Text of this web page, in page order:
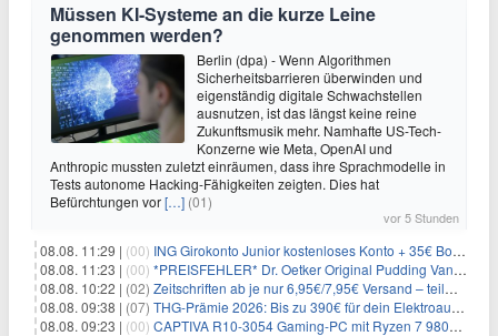
Müssen KI-Systeme an die kurze Leine
genommen werden?
Berlin (dpa) - Wenn Algorithmen
Sicherheitsbarrieren überwinden und
eigenständig digitale Schwachstellen
ausnutzen, ist das längst keine reine
Zukunftsmusik mehr. Namhafte US-Tech-
Konzerne wie Meta, OpenAI und
Anthropic mussten zuletzt einräumen, dass ihre Sprachmodelle in
Tests autonome Hacking-Fähigkeiten zeigten. Dies hat
Befürchtungen vor[…] (01)
vor 5 Stunden
08.08. 11:29 | (00) ING Girokonto Junior kostenloses Konto + 35€ Bonus
08.08. 11:23 | (00) *PREISFEHLER* Dr. Oetker Original Pudding Vanille 22er-Pack für 2,97€
08.08. 10:22 | (02) Zeitschriften ab je nur 6,95€/7,95€ Versand – teilweise selbstkündigend!
08.08. 09:38 | (07) THG-Prämie 2026: Bis zu 390€ für dein Elektroauto mit geld-fuer-eAuto.de
08.08. 09:23 | (00) CAPTIVA R10-3054 Gaming-PC mit Ryzen 7 9800X3D und RTX 5080 für 2.599€